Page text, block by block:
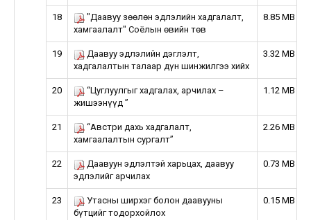
18
"Даавуу зөөлөн эдлэлийн хадгалалт,
хамгаалалт" Соёлын өвийн төв
8.85 MB
19
Даавуу эдлэлийн дэглэлт,
хадгалалтын талаар дүн шинжилгээ хийх
3.32 MB
20
“Цуглуулгыг хадгалах, арчилах –
жишээнүүд ”
1.12 MB
21
“Австри дахь хадгалалт,
хамгаалалтын сургалт”
2.26 MB
22
Даавуун эдлэлтэй харьцах, даавуу
эдлэлийг арчилах
0.73 MB
23
Утасны ширхэг болон даавууны
бүтцийг тодорхойлох
0.15 MB